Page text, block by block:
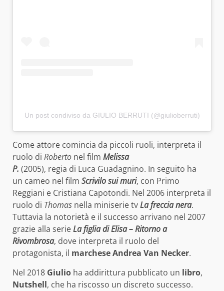
Un post condiviso da GIULIO BERRUTI (@giulioberruti)
Come attore comincia da piccoli ruoli, interpreta il
ruolo di Roberto nel film Melissa
P. (2005), regia di Luca Guadagnino. In seguito ha
un cameo nel film Scrivilo sui muri, con Primo
Reggiani e Cristiana Capotondi. Nel 2006 interpreta il
ruolo di Thomas nella miniserie tvLa freccia nera.
Tuttavia la notorietà e il successo arrivano nel 2007
grazie alla serieLa figlia di Elisa – Ritorno a
Rivombrosa, dove interpreta il ruolo del
protagonista, il marchese Andrea Van Necker.
Nel 2018 Giulio ha addirittura pubblicato un libro,
Nutshell, che ha riscosso un discreto successo.